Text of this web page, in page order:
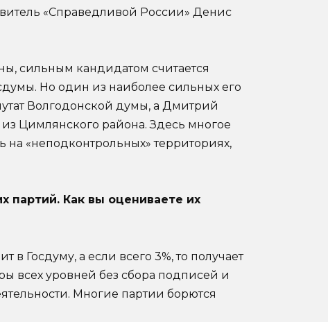
«Справедливой России» Денис
сильным кандидатом считается
Но один из наиболее сильных его
Волгодонской думы, а Дмитрий
Цимлянского района. Здесь многое
на «неподконтрольных» территориях,
партий. Как вы оцениваете их
в Госдуму, а если всего 3%, то получает
всех уровней без сбора подписей и
Многие партии борются